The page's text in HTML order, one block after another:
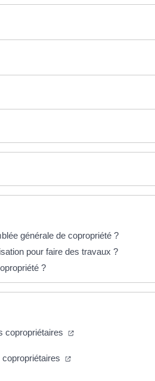
générale de copropriété ?
pour faire des travaux ?
?
copropriétaires (nouvelle fenêtre)
(nouvelle fenêtre)